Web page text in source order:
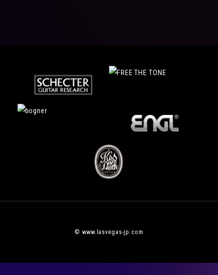
© www.lasvegas-jp.com